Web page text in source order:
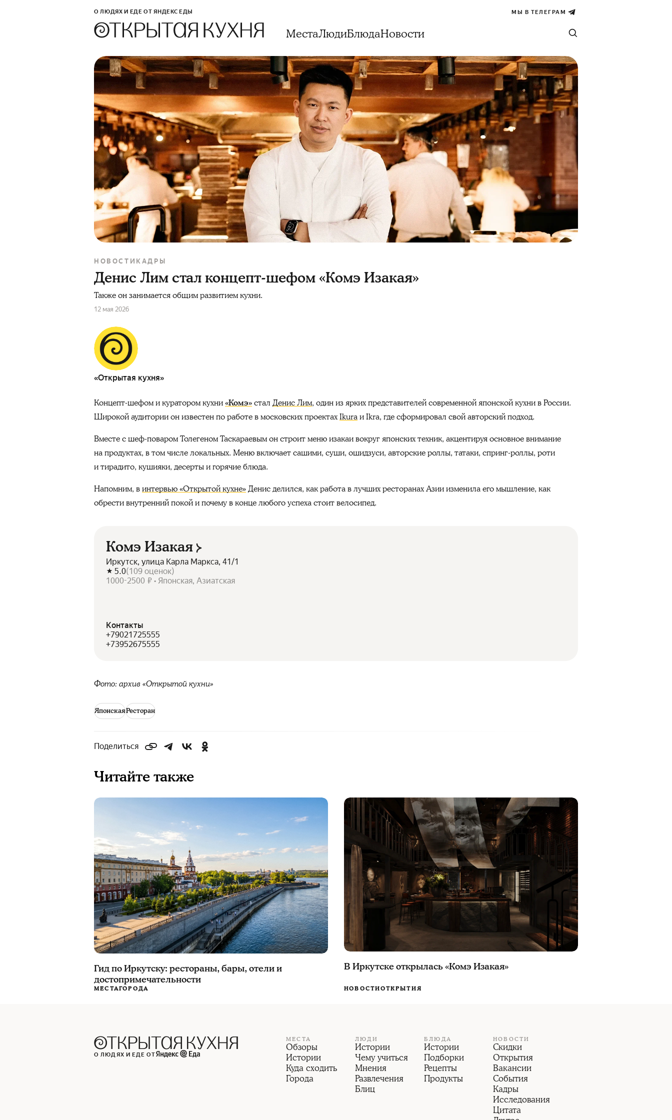
О ЛЮДЯХ И ЕДЕ ОТ ЯНДЕКС ЕДЫ МЫ В ТЕЛЕГРАМ
МестаЛюдиБлюдаНовости
НОВОСТИ КАДРЫ
Денис Лим стал концепт-шефом «Комэ Изакая»
Также он занимается общим развитием кухни.
12 мая 2026
«Открытая кухня»
Концепт-шефом и куратором кухни«Комэ»стал Денис Лим, один из ярких представителей современной японской кухни в России.
Широкой аудитории он известен по работе в московских проектахIkuraи Ikra, где сформировал свой авторский подход.
Вместе с шеф-поваром Толегеном Таскараевым он строит меню изакаи вокруг японских техник, акцентируя основное внимание
на продуктах, в том числе локальных. Меню включает сашими, суши, ошидзуси, авторские роллы, татаки, спринг-роллы, роти
и тирадито, кушияки, десерты и горячие блюда.
Напомним, винтервью «Открытой кухне»Денис делился, как работа в лучших ресторанах Азии изменила его мышление, как
обрести внутренний покой и почему в конце любого успеха стоит велосипед.
Комэ Изакая
Иркутск, улица Карла Маркса, 41/1
5.0(109 оценок)
1000-2500 ₽ • Японская, Азиатская
Контакты
+79021725555
+73952675555
Фото: архив «Открытой кухни»
ЯпонскаяРесторан
Поделиться
Читайте также
Гид по Иркутску: рестораны, бары, отели и
достопримечательности
МЕСТАГОРОДА
В Иркутске открылась «Комэ Изакая»
НОВОСТИОТКРЫТИЯ
О ЛЮДЯХ И ЕДЕ ОТ
МЕСТА
Обзоры
Истории
Куда сходить
Города
ЛЮДИ
Истории
Чему учиться
Мнения
Развлечения
Блиц
БЛЮДА
Истории
Подборки
Рецепты
Продукты
НОВОСТИ
Скидки
Открытия
Вакансии
События
Кадры
Исследования
Цитата